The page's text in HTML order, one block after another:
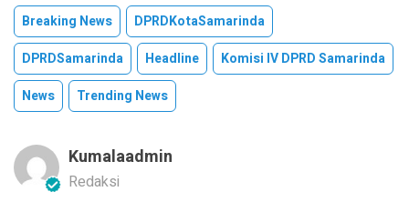
Breaking News
DPRDKotaSamarinda
DPRDSamarinda
Headline
Komisi IV DPRD Samarinda
News
Trending News
Kumalaadmin
Redaksi